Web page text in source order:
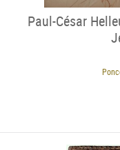
Paul-César